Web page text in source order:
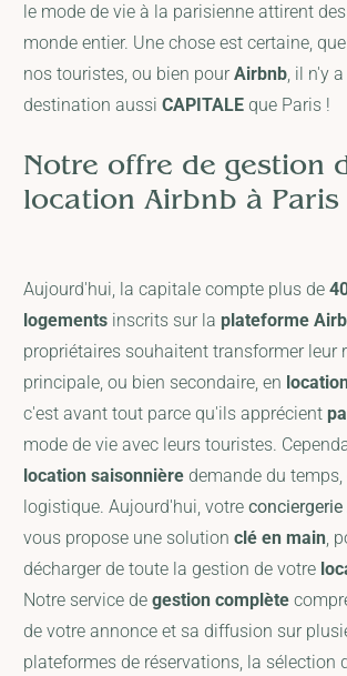
le mode de vie à la parisienne attirent
monde entier. Une chose est certaine,
nos touristes, ou bien pourAirbnb, il n'y
destination aussiCAPITALE que Paris !
Notre offre de gestion
location Airbnb à Paris
Aujourd'hui, la capitale compte plus de
logements inscrits sur la plateforme
propriétaires souhaitent transformer leur
principale, ou bien secondaire, en
c'est avant tout parce qu'ils apprécient
mode de vie avec leurs touristes.
location saisonnière demande du temps,
logistique. Aujourd'hui, votre
vous propose une solutionclé en main,
décharger de toute la gestion de votre
Notre service degestion complète
de votre annonce et sa diffusion sur
plateformes de réservations, la sélection